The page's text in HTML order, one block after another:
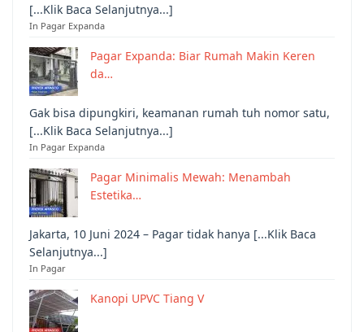
[...Klik Baca Selanjutnya...]
In Pagar Expanda
Pagar Expanda: Biar Rumah Makin Keren
da…
Gak bisa dipungkiri, keamanan rumah tuh nomor satu,
[...Klik Baca Selanjutnya...]
In Pagar Expanda
Pagar Minimalis Mewah: Menambah
Estetika…
Jakarta, 10 Juni 2024 – Pagar tidak hanya [...Klik Baca
Selanjutnya...]
In Pagar
Kanopi UPVC Tiang V